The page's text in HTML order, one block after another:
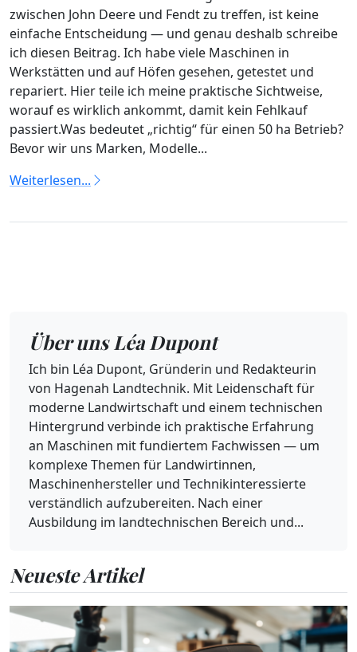
zwischen John Deere und Fendt zu treffen, ist keine
einfache Entscheidung — und genau deshalb schreibe
ich diesen Beitrag. Ich habe viele Maschinen in
Werkstätten und auf Höfen gesehen, getestet und
repariert. Hier teile ich meine praktische Sichtweise,
worauf es wirklich ankommt, damit kein Fehlkauf
passiert.Was bedeutet „richtig“ für einen 50 ha Betrieb?
Bevor wir uns Marken, Modelle...
Weiterlesen...
Über uns Léa Dupont
Ich bin Léa Dupont, Gründerin und Redakteurin
von Hagenah Landtechnik. Mit Leidenschaft für
moderne Landwirtschaft und einem technischen
Hintergrund verbinde ich praktische Erfahrung
an Maschinen mit fundiertem Fachwissen — um
komplexe Themen für Landwirtinnen,
Maschinenhersteller und Technikinteressierte
verständlich aufzubereiten. Nach einer
Ausbildung im landtechnischen Bereich und...
Neueste Artikel